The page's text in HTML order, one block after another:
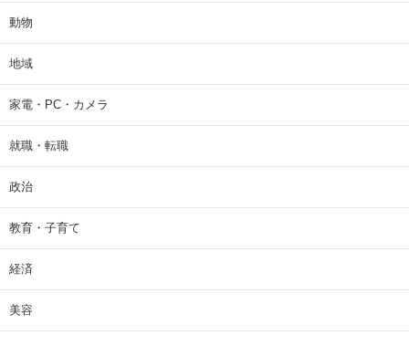
動物
地域
家電・PC・カメラ
就職・転職
政治
教育・子育て
経済
美容